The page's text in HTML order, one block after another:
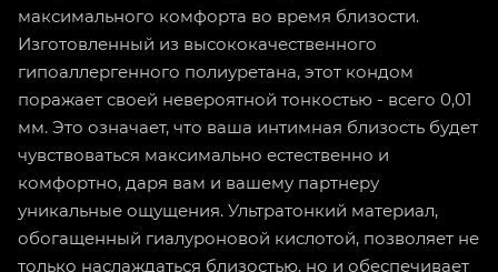
максимального комфорта во время близости.
Изготовленный из высококачественного
гипоаллергенного полиуретана, этот кондом
поражает своей невероятной тонкостью - всего 0,01
мм. Это означает, что ваша интимная близость будет
чувствоваться максимально естественно и
комфортно, даря вам и вашему партнеру
уникальные ощущения. Ультратонкий материал,
обогащенный гиалуроновой кислотой, позволяет не
только наслаждаться близостью, но и обеспечивает